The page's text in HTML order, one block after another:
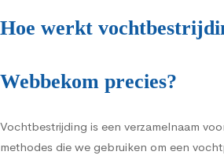
Hoe werkt
Webbekom precies?
Vochtbestrijding is een verzamelnaam
methodes die we gebruiken om een